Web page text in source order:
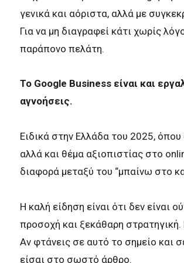
γενικά και αόριστα, αλλά με
Για να μη διαγραφεί κάτι χωρίς
παράπονο πελάτη.
Το Google Business είναι και
αγνοήσεις.
Ειδικά στην Ελλάδα του 2025,
αλλά και θέμα αξιοπιστίας στο
διαφορά μεταξύ του “μπαίνω στο
Η καλή είδηση είναι ότι δεν είναι
προσοχή και ξεκάθαρη
Αν φτάνεις σε αυτό το σημείο και
είσαι στο σωστό άρθρο.